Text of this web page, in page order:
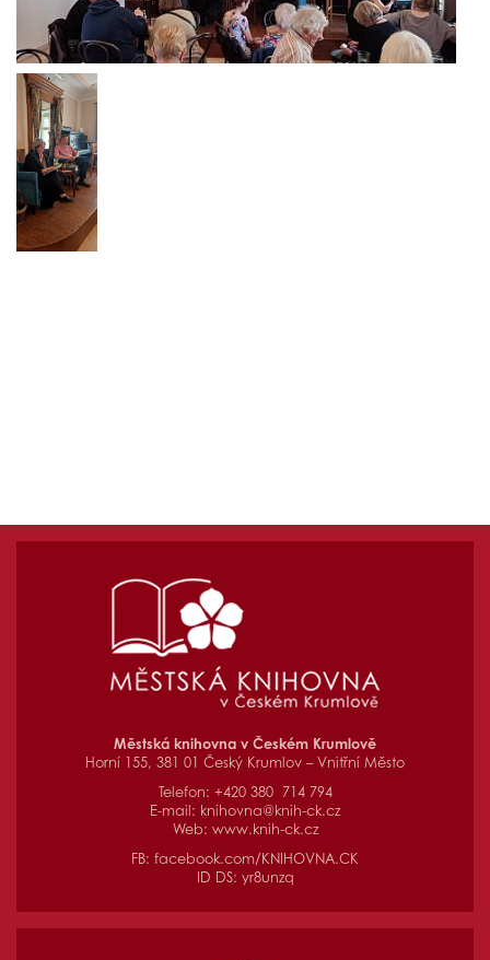
Městská knihovna v Českém Krumlově
Horní 155, 381 01 Český Krumlov – Vnitřní Město
Telefon: +420 380 714 794
E-mail: knihovna@knih-ck.cz
Web: www.knih-ck.cz
FB: facebook.com/KNIHOVNA.CK
ID DS: yr8unzq